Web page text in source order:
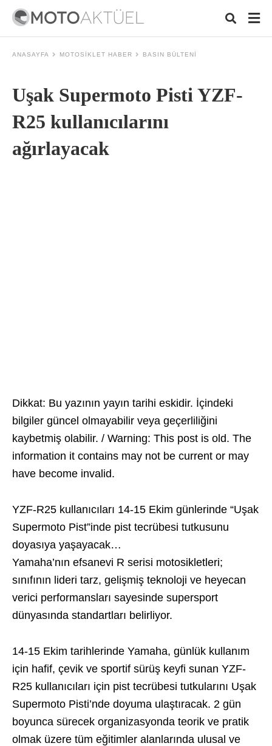
ANASAYFA MOTOSIKLET HABER BASIN BÜLTENI
Uşak Supermoto Pisti YZF-
R25 kullanıcılarını
ağırlayacak
Dikkat: Bu yazının yayın tarihi eskidir. İçindeki
bilgiler güncel olmayabilir veya geçerliliğini
kaybetmiş olabilir. / Warning: This post is old. The
information it contains may not be current or may
have become invalid.
YZF-R25 kullanıcıları 14-15 Ekim günlerinde “Uşak
Supermoto Pist”inde pist tecrübesi tutkusunu
doyasıya yaşayacak…
Yamaha’nın efsanevi R serisi motosikletleri;
sınıfının lideri tarz, gelişmiş teknoloji ve heyecan
verici performansları sayesinde supersport
dünyasında standartları belirliyor.
14-15 Ekim tarihlerinde Yamaha, günlük kullanım
için hafif, çevik ve sportif sürüş keyfi sunan YZF-
R25 kullanıcıları için pist tecrübesi tutkularını Uşak
Supermoto Pisti’nde doyuma ulaştıracak. 2 gün
boyunca sürecek organizasyonda teorik ve pratik
olmak üzere tüm eğitimler alanlarında ulusal ve